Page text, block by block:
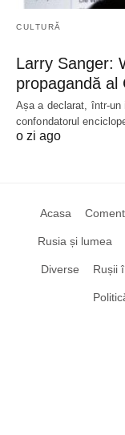
CULTURĂ
Larry Sanger:
propagandă al
Așa a declarat, într-un
confondatorul
o zi ago
Acasa
Rusia și lumea
Diverse Rușii